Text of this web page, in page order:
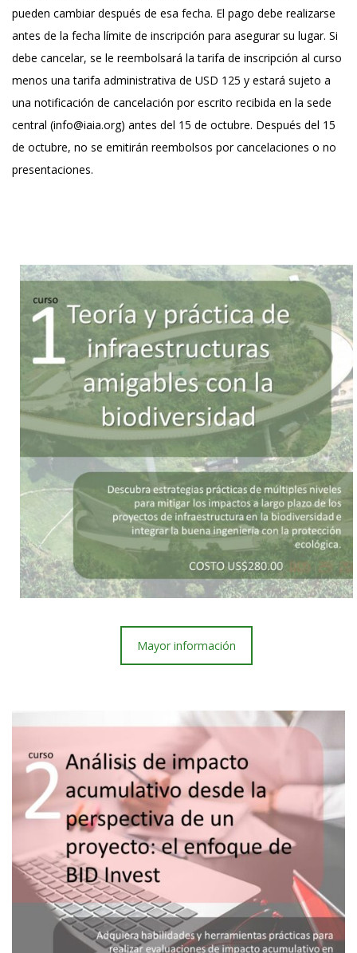
pueden cambiar después de esa fecha. El pago debe realizarse
antes de la fecha límite de inscripción para asegurar su lugar. Si
debe cancelar, se le reembolsará la tarifa de inscripción al curso
menos una tarifa administrativa de USD 125 y estará sujeto a
una notificación de cancelación por escrito recibida en la sede
central (info@iaia.org) antes del 15 de octubre. Después del 15
de octubre, no se emitirán reembolsos por cancelaciones o no
presentaciones.
Mayor información